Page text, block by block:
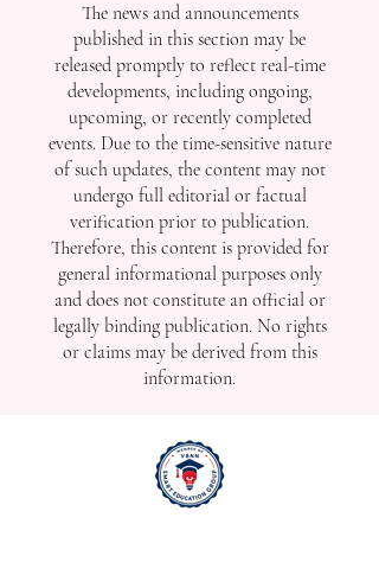
The news and announcements
published in this section may be
released promptly to reflect real-time
developments, including ongoing,
upcoming, or recently completed
events. Due to the time-sensitive nature
of such updates, the content may not
undergo full editorial or factual
verification prior to publication.
Therefore, this content is provided for
general informational purposes only
and does not constitute an official or
legally binding publication. No rights
or claims may be derived from this
information.